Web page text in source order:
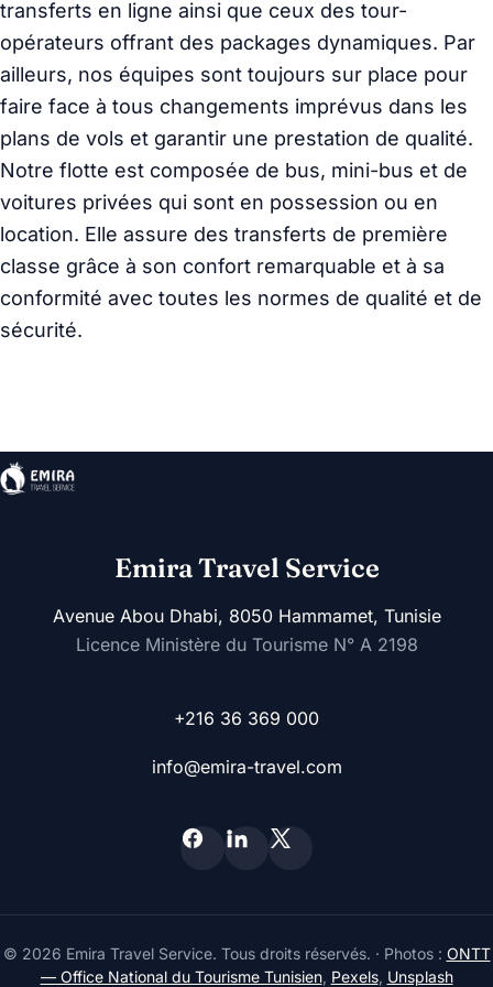
transferts en ligne ainsi que ceux des tour-
opérateurs offrant des packages dynamiques. Par
ailleurs, nos équipes sont toujours sur place pour
faire face à tous changements imprévus dans les
plans de vols et garantir une prestation de qualité.
Notre flotte est composée de bus, mini-bus et de
voitures privées qui sont en possession ou en
location. Elle assure des transferts de première
classe grâce à son confort remarquable et à sa
conformité avec toutes les normes de qualité et de
sécurité.
Emira Travel Service
Avenue Abou Dhabi, 8050 Hammamet, Tunisie
Licence Ministère du Tourisme N° A 2198
+216 36 369 000
info@emira-travel.com
© 2026 Emira Travel Service. Tous droits réservés. · Photos : ONTT
— Office National du Tourisme Tunisien, Pexels, Unsplash